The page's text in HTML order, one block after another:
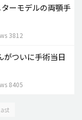
ーモデルの両顎手
3812
がついに手術当日
8405